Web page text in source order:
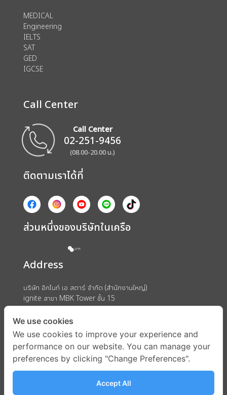
MEDICAL
Engineering
IELTS
SAT
GED
IGCSE
Call Center
Call Center
02-251-9456
(08.00-20.00 น.)
ติดตามเราได้ที่
ส่วนหนึ่งของบริษัทในเครือ
Address
บริษัท อิกไนท์ เอ สตาร์ จำกัด (สำนักงานใหญ่)
ignite สาขา MBK Tower ชั้น 15
ถนนพญาไท แขวงวังใหม่ เขตปทุมวัน กรุงเทพมหานคร 10330
We use cookies
We use cookies to improve your experience and
performance on our website. You can manage your
preferences by clicking "Change Preferences".
Accept All